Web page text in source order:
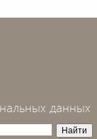
данных